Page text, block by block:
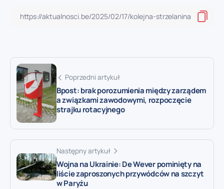
Poprzedni artykuł
Bpost: brak porozumienia między zarządem
a związkami zawodowymi, rozpoczęcie
strajku rotacyjnego
Następny artykuł
Wojna na Ukrainie: De Wever pominięty na
liście zaproszonych przywódców na szczyt
w Paryżu